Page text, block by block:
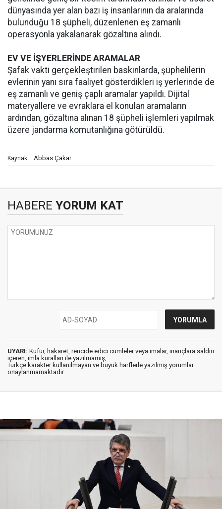
dünyasında yer alan bazı iş insanlarının da aralarında
bulunduğu 18 şüpheli, düzenlenen eş zamanlı
operasyonla yakalanarak gözaltına alındı.
EV VE İŞYERLERİNDE ARAMALAR
Şafak vakti gerçekleştirilen baskınlarda, şüphelilerin
evlerinin yanı sıra faaliyet gösterdikleri iş yerlerinde de
eş zamanlı ve geniş çaplı aramalar yapıldı. Dijital
materyallere ve evraklara el konulan aramaların
ardından, gözaltına alınan 18 şüpheli işlemleri yapılmak
üzere jandarma komutanlığına götürüldü.
Kaynak: Abbas Çakar
HABERE YORUM KAT
UYARI: Küfür, hakaret, rencide edici cümleler veya imalar, inançlara saldırı
içeren, imla kuralları ile yazılmamış,
Türkçe karakter kullanılmayan ve büyük harflerle yazılmış yorumlar
onaylanmamaktadır.